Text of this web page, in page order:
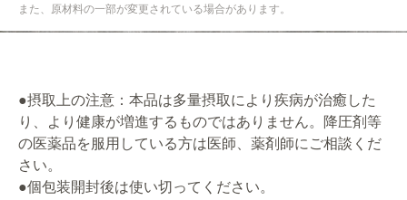
また、原材料の一部が変更されている場合があります。
●摂取上の注意：本品は多量摂取により疾病が治癒した
り、より健康が増進するものではありません。降圧剤等
の医薬品を服用している方は医師、薬剤師にご相談くだ
さい。
●個包装開封後は使い切ってください。